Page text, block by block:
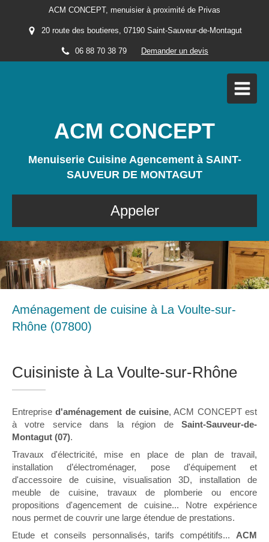
ACM CONCEPT, menuisier à proximité de Privas
20 route des boutieres, 07190 Saint-Sauveur-de-Montagut
06 88 70 38 79 Demander un devis
ACM CONCEPT
Menuiserie Cuisine Agencement à SAINT-
SAUVEUR DE MONTAGUT
Appeler
Aménagement de cuisine à La Voulte-sur-
Rhône (07800)
Cuisiniste à La Voulte-sur-Rhône
Entreprise d'aménagement de cuisine, ACM CONCEPT est
à votre service dans la région de Saint-Sauveur-de-
Montagut (07).
Travaux d'électricité, mise en place de plan de travail,
installation d’électroménager, pose d'équipement et
d'accessoire de cuisine, visualisation 3D, installation de
meuble de cuisine, travaux de plomberie ou encore
propositions d'agencement de cuisine... Notre expérience
nous permet de couvrir une large étendue de prestations.
Etude et conseils personnalisés, tarifs compétitifs... ACM